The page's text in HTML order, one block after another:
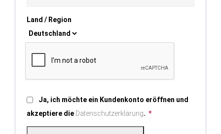
Land / Region
Ja, ich möchte ein Kundenkonto eröffnen und
akzeptiere die Datenschutzerklärung. *